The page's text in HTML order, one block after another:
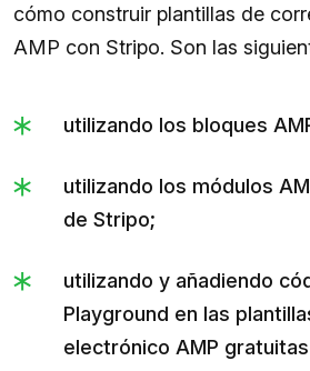
cómo construir plantillas de
AMP con Stripo. Son las
utilizando los bloques
utilizando los módulos
de Stripo;
utilizando y añadiendo
Playground en las
electrónico AMP